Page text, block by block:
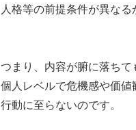
人格等の前提条件が異なる
つまり、内容が腑に落ちて
個人レベルで危機感や価値
行動に至らないのです。